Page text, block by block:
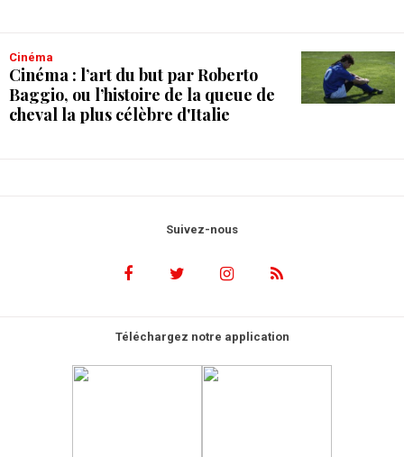
Cinéma
Cinéma : l’art du but par Roberto
Baggio, ou l’histoire de la queue de
cheval la plus célèbre d'Italie
Suivez-nous
Téléchargez notre application